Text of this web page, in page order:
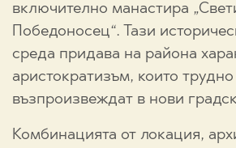
включително манастира
Победоносец“. Тази
среда придава на района
аристократизъм, които трудно
възпроизвеждат в нови
Комбинацията от локация,